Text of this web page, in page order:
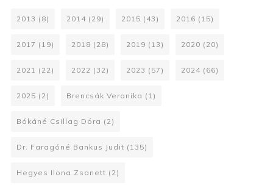
2013 (8) 2014 (29) 2015 (43) 2016 (15)
2017 (19) 2018 (28) 2019 (13) 2020 (20)
2021 (22) 2022 (32) 2023 (57) 2024 (66)
2025 (2) Brencsák Veronika (1)
Bókáné Csillag Dóra (2)
Dr. Faragóné Bankus Judit (135)
Hegyes Ilona Zsanett (2)